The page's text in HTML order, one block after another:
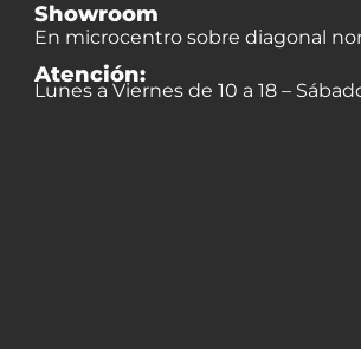
Showroom
En microcentro sobre diagonal
Atención:
Lunes a Viernes de 10 a 18 –